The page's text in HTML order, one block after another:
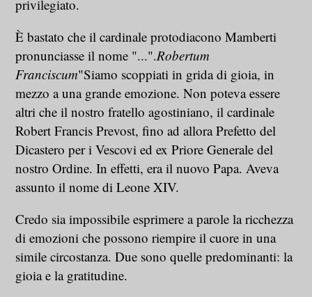
privilegiato.
È bastato che il cardinale protodiacono Mamberti
pronunciasse il nome "...".Robertum
Franciscum"Siamo scoppiati in grida di gioia, in
mezzo a una grande emozione. Non poteva essere
altri che il nostro fratello agostiniano, il cardinale
Robert Francis Prevost, fino ad allora Prefetto del
Dicastero per i Vescovi ed ex Priore Generale del
nostro Ordine. In effetti, era il nuovo Papa. Aveva
assunto il nome di Leone XIV.
Credo sia impossibile esprimere a parole la ricchezza
di emozioni che possono riempire il cuore in una
simile circostanza. Due sono quelle predominanti: la
gioia e la gratitudine.